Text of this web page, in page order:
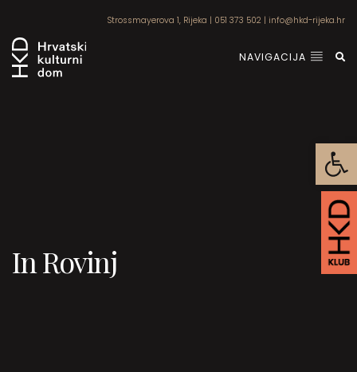
Strossmayerova 1, Rijeka | 051 373 502 | info@hkd-rijeka.hr
NAVIGACIJA
In Rovinj